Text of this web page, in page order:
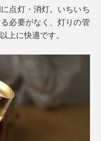
個用」または「充電ベ
〜7時間の充電で、約
の中に持ち帰りたい
たのが、『UYUNI
自然なゆらぎ、美しい
ンドル文化が根付くデ
点灯・消灯。いちいち
必要がなく、灯りの管
上に快適です。